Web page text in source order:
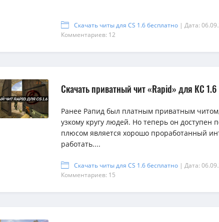
Скачать читы для CS 1.6 бесплатно | Дата:
Комментариев: 12
Скачать приватный чит «Rapid» для КС 1.6
Ранее Рапид был платным приватным
узкому кругу людей. Но теперь он
плюсом является хорошо проработанный
работать....
Скачать читы для CS 1.6 бесплатно | Дата:
Комментариев: 15